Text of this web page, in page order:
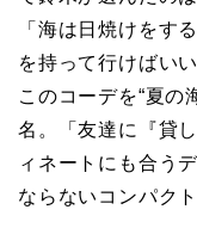
「海は日焼けをす
を持って行けばい
このコーデを“夏の
名。「友達に『貸
ィネートにも合う
ならないコンパク